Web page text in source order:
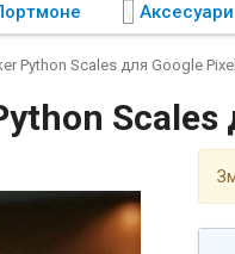
Аксесуари
Python Scales для Google
Scales